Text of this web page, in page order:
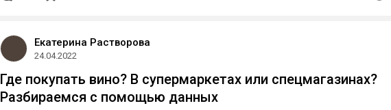
Екатерина Растворова
24.04.2022
Где покупать вино? В супермаркетах или спецмагазинах?
Разбираемся с помощью данных